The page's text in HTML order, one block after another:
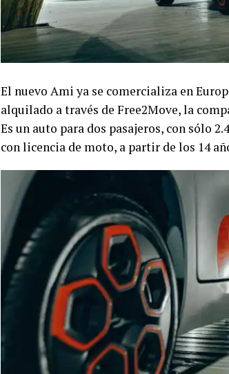
El nuevo Ami ya se comercializa en
alquilado a través de Free2Move, la
Es un auto para dos pasajeros, con sólo
con licencia de moto, a partir de los 14